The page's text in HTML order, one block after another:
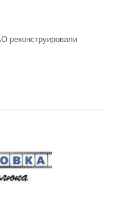
реконструировали